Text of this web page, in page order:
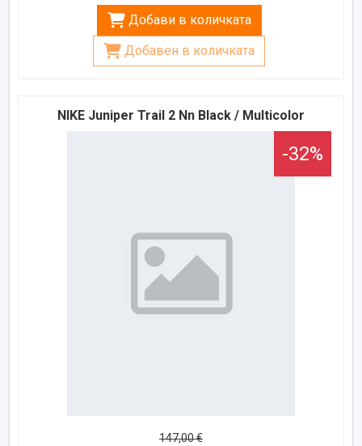
Добави в количката
Добавен в количката
NIKE Juniper Trail 2 Nn Black / Multicolor
-32%
147,00 €